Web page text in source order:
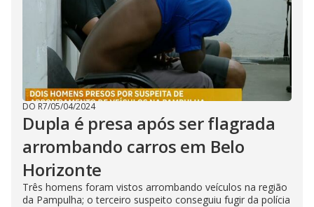
DO R7/05/04/2024
Dupla é presa após ser flagrada
arrombando carros em Belo
Horizonte
Três homens foram vistos arrombando veículos na região
da Pampulha; o terceiro suspeito conseguiu fugir da polícia